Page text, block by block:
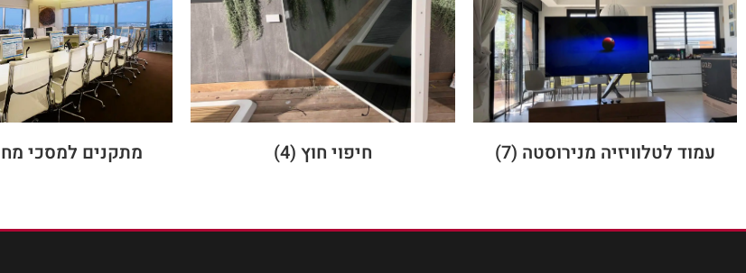
עמוד לטלוויזיה מנירוסטה (7) חיפוי חוץ (4) מתקנים למסכי